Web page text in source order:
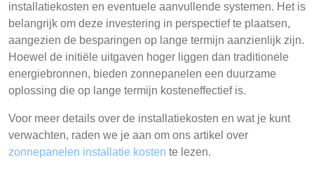
installatiekosten en eventuele aanvullende systemen. Het is
belangrijk om deze investering in perspectief te plaatsen,
aangezien de besparingen op lange termijn aanzienlijk zijn.
Hoewel de initiële uitgaven hoger liggen dan traditionele
energiebronnen, bieden zonnepanelen een duurzame
oplossing die op lange termijn kosteneffectief is.
Voor meer details over de installatiekosten en wat je kunt
verwachten, raden we je aan om ons artikel over
zonnepanelen installatie kosten te lezen.